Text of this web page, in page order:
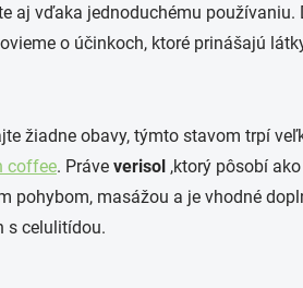
aj vďaka jednoduchému používaniu.
o účinkoch, ktoré prinášajú
žiadne obavy, týmto stavom trpí
coffee. Práve verisol ,ktorý pôsobí
pohybom, masážou a je vhodné
s celulitídou.